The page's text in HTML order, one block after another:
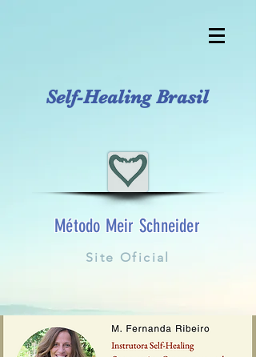
Self-Healing Brasil
Método Meir Schneider
Site Oficial